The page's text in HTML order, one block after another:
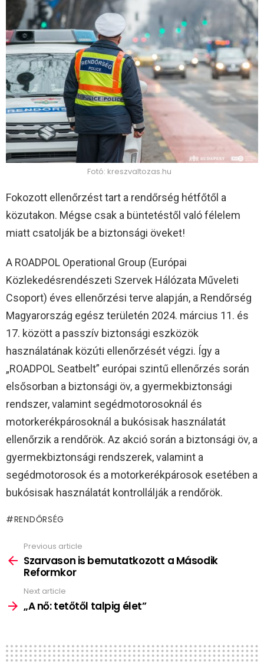
Fotó: kreszvaltozas.hu
Fokozott ellenőrzést tart a rendőrség hétfőtől a
közutakon. Mégse csak a büntetéstől való félelem
miatt csatolják be a biztonsági öveket!
A ROADPOL Operational Group (Európai
Közlekedésrendészeti Szervek Hálózata Műveleti
Csoport) éves ellenőrzési terve alapján, a Rendőrség
Magyarország egész területén 2024. március 11. és
17. között a passzív biztonsági eszközök
használatának közúti ellenőrzését végzi. Így a
„ROADPOL Seatbelt” európai szintű ellenőrzés során
elsősorban a biztonsági öv, a gyermekbiztonsági
rendszer, valamint segédmotorosoknál és
motorkerékpárosoknál a bukósisak használatát
ellenőrzik a rendőrök. Az akció során a biztonsági öv, a
gyermekbiztonsági rendszerek, valamint a
segédmotorosok és a motorkerékpárosok esetében a
bukósisak használatát kontrollálják a rendőrök.
RENDŐRSÉG
more
Previous article
Szarvason is bemutatkozott a Második
Reformkor
Next article
„A nő: tetőtől talpig élet”